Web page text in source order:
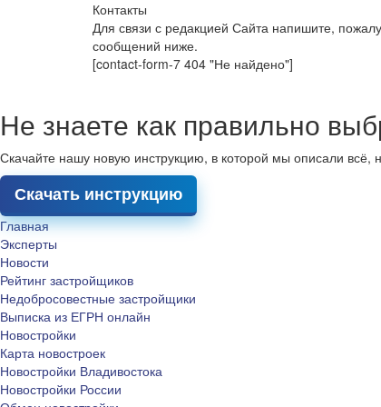
Контакты
Для связи с редакцией Сайта напишите,
сообщений ниже.
[contact-form-7 404 "Не найдено"]
Не знаете как правильно
Скачайте нашу новую инструкцию, в которой мы описали всё,
Скачать инструкцию
Главная
Эксперты
Новости
Рейтинг застройщиков
Недобросовестные застройщики
Выписка из ЕГРН онлайн
Новостройки
Карта новостроек
Новостройки Владивостока
Новостройки России